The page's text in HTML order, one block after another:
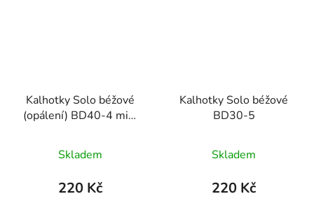
Kalhotky Solo béžové
(opálení) BD40-4 midi
Skladem
220 Kč
Kalhotky Solo béžové
BD30-5
hodnocení
produktu
Skladem
220 Kč